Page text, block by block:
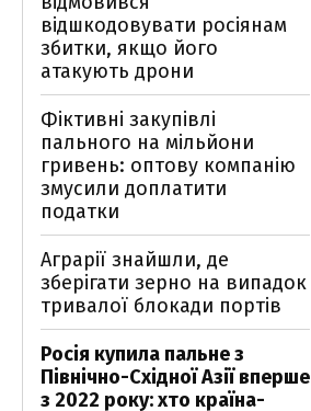
відшкодовувати росіянам
збитки, якщо його
атакують дрони
Фіктивні закупівлі
пального на мільйони
гривень: оптову компанію
змусили доплатити
податки
Аграрії знайшли, де
зберігати зерно на випадок
тривалої блокади портів
Росія купила пальне з
Північно-Східної Азії вперше
з 2022 року: хто країна-